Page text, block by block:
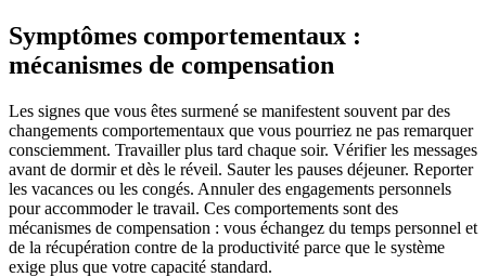
Symptômes comportementaux :
mécanismes de compensation
Les signes que vous êtes surmené se manifestent souvent par des
changements comportementaux que vous pourriez ne pas remarquer
consciemment. Travailler plus tard chaque soir. Vérifier les messages
avant de dormir et dès le réveil. Sauter les pauses déjeuner. Reporter
les vacances ou les congés. Annuler des engagements personnels
pour accommoder le travail. Ces comportements sont des
mécanismes de compensation : vous échangez du temps personnel et
de la récupération contre de la productivité parce que le système
exige plus que votre capacité standard.